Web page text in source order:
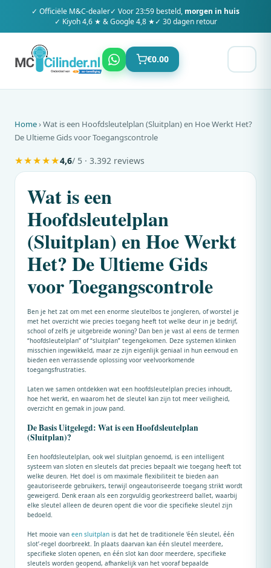
✓ Officiële M&C-dealer✓ Voor 23:59 besteld, morgen in huis
✓ Kiyoh 4,6 ★ & Google 4,8 ★✓ 30 dagen retour
€0.00
Home› Wat is een Hoofdsleutelplan (Sluitplan) en Hoe Werkt Het?
De Ultieme Gids voor Toegangscontrole
★★★★★4,6/ 5 · 3.392 reviews
Wat is een
Hoofdsleutelplan
(Sluitplan) en Hoe Werkt
Het? De Ultieme Gids
voor Toegangscontrole
Ben je het zat om met een enorme sleutelbos te jongleren, of worstel je
met het overzicht wie precies toegang heeft tot welke deur in je bedrijf,
school of zelfs je uitgebreide woning? Dan ben je vast al eens de termen
“hoofdsleutelplan” of “sluitplan” tegengekomen. Deze systemen klinken
misschien ingewikkeld, maar ze zijn eigenlijk geniaal in hun eenvoud en
bieden een verrassende oplossing voor veelvoorkomende
toegangsfrustraties.
Laten we samen ontdekken wat een hoofdsleutelplan precies inhoudt,
hoe het werkt, en waarom het de sleutel kan zijn tot meer veiligheid,
overzicht en gemak in jouw pand.
De Basis Uitgelegd: Wat is een Hoofdsleutelplan
(Sluitplan)?
Een hoofdsleutelplan, ook wel sluitplan genoemd, is een intelligent
systeem van sloten en sleutels dat precies bepaalt wie toegang heeft tot
welke deuren. Het doel is om maximale flexibiliteit te bieden aan
geautoriseerde gebruikers, terwijl ongeautoriseerde toegang strikt wordt
geweigerd. Denk eraan als een zorgvuldig georkestreerd ballet, waarbij
elke sleutel alleen de deuren opent die voor die specifieke sleutel zijn
bedoeld.
Het mooie van een sluitplan is dat het de traditionele ‘één sleutel, één
slot’-regel doorbreekt. In plaats daarvan kan één sleutel meerdere,
specifieke sloten openen, en één slot kan door meerdere, specifieke
sleutels worden geopend, afhankelijk van het vooraf bepaalde